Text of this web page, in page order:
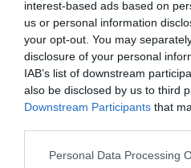
interest-based ads based on
us or personal information
your opt-out. You may
disclosure of your personal
IAB’s list of downstream
also be disclosed by us to third
Downstream Participants that
Personal Data Processing
Germania
Dicembre 2010
Viaggiatore Singolo Business
Ritornerebbe in
Dicembre 2010